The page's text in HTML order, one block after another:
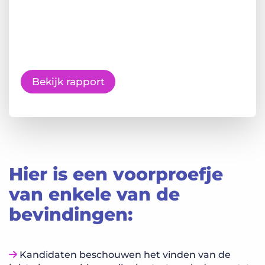
Bekijk rapport
Hier is een voorproefje
van enkele van de
bevindingen:
Kandidaten beschouwen het vinden van de